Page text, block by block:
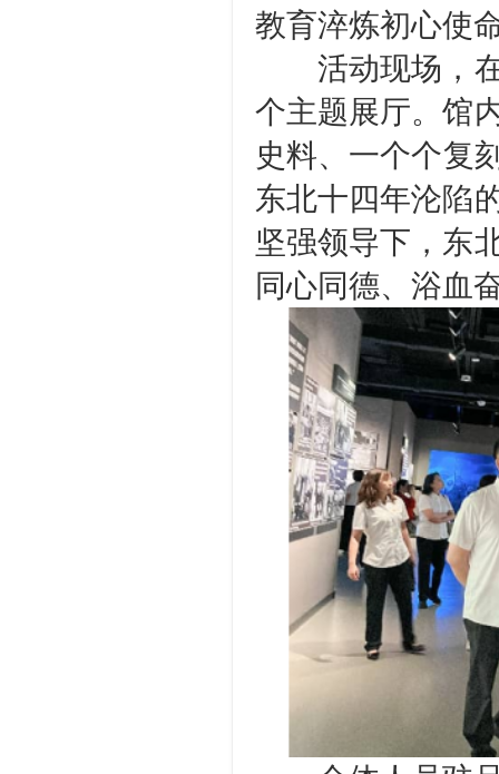
教育淬炼初心使
活动现场，在
个主题展厅。馆
史料、一个个复
东北十四年沦陷
坚强领导下，东
同心同德、浴血